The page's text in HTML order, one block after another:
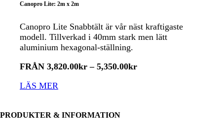
Canopro Lite: 2m x 2m
Canopro Lite Snabbtält är vår näst kraftigaste
modell. Tillverkad i 40mm stark men lätt
aluminium hexagonal-ställning.
FRÅN 3,820.00kr – 5,350.00kr
LÄS MER
PRODUKTER & INFORMATION